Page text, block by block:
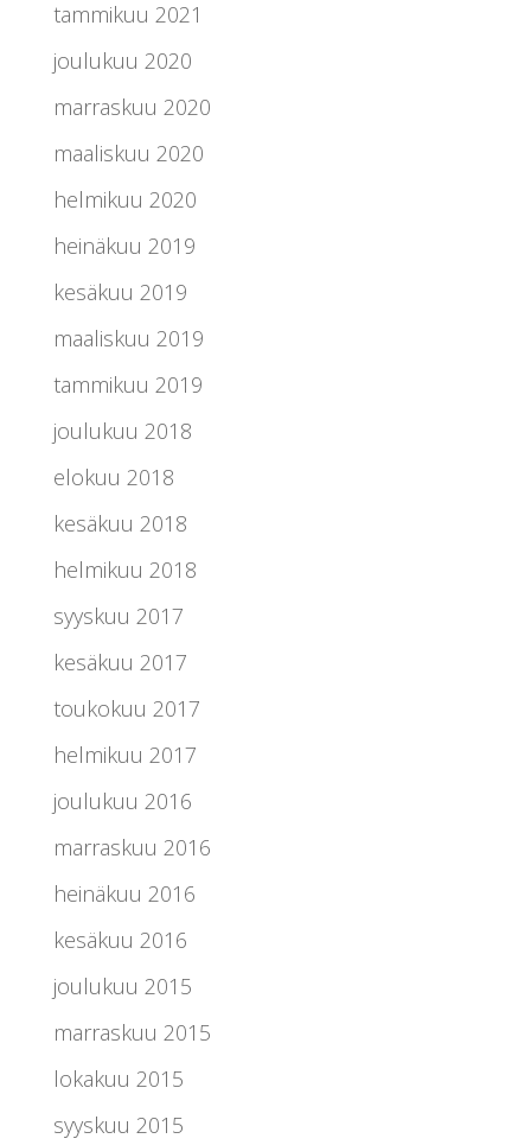
tammikuu 2021
joulukuu 2020
marraskuu 2020
maaliskuu 2020
helmikuu 2020
heinäkuu 2019
kesäkuu 2019
maaliskuu 2019
tammikuu 2019
joulukuu 2018
elokuu 2018
kesäkuu 2018
helmikuu 2018
syyskuu 2017
kesäkuu 2017
toukokuu 2017
helmikuu 2017
joulukuu 2016
marraskuu 2016
heinäkuu 2016
kesäkuu 2016
joulukuu 2015
marraskuu 2015
lokakuu 2015
syyskuu 2015